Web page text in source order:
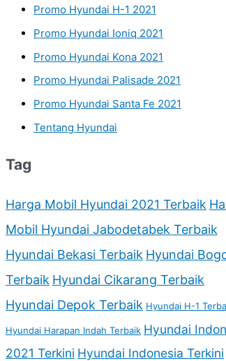
Promo Hyundai H-1 2021
Promo Hyundai Ioniq 2021
Promo Hyundai Kona 2021
Promo Hyundai Palisade 2021
Promo Hyundai Santa Fe 2021
Tentang Hyundai
Tag
Harga Mobil Hyundai 2021 Terbaik
Mobil Hyundai Jabodetabek Terbaik
Hyundai Bekasi Terbaik Hyundai
Terbaik Hyundai Cikarang Terbaik
Hyundai Depok Terbaik Hyundai H-1
Hyundai Harapan Indah Terbaik Hyundai
2021 Terkini Hyundai Indonesia Terkini